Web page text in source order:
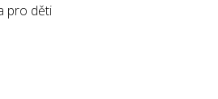
pro děti